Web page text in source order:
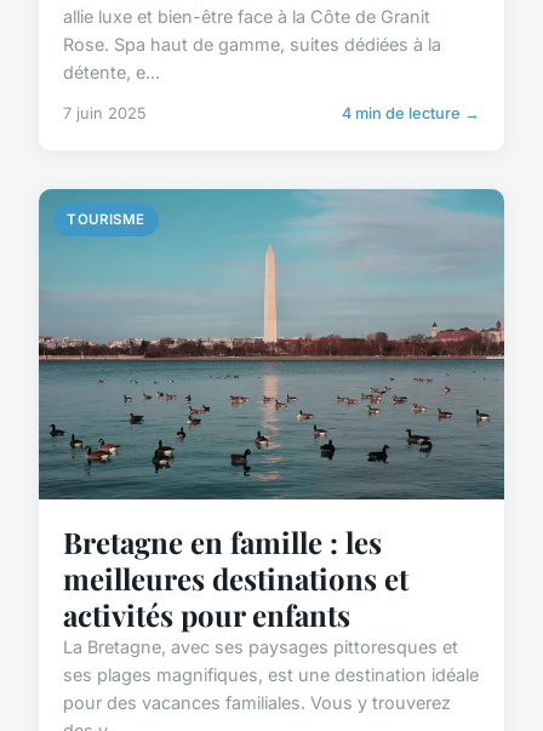
allie luxe et bien-être face à la Côte de Granit
Rose. Spa haut de gamme, suites dédiées à la
détente, e...
7 juin 2025 4 min de lecture →
TOURISME
Bretagne en famille : les
meilleures destinations et
activités pour enfants
La Bretagne, avec ses paysages pittoresques et
ses plages magnifiques, est une destination idéale
pour des vacances familiales. Vous y trouverez